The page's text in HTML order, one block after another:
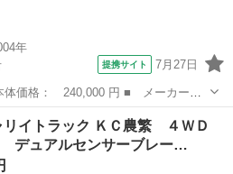
年
提携サイト 7月27日
リイトラック ■ グレード名： Ｋ
数： 2D ■ ミッション： MT5
リイトラック ＫＣ農繁 ４ＷＤ
デュアルセンサーブレー…